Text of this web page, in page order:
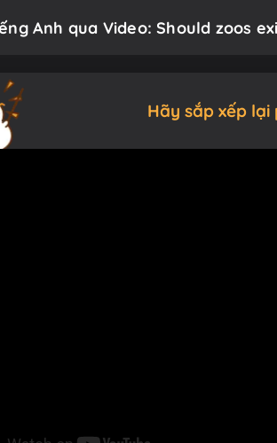
Anh qua Video: Should zoos
Hãy sắp xếp lại